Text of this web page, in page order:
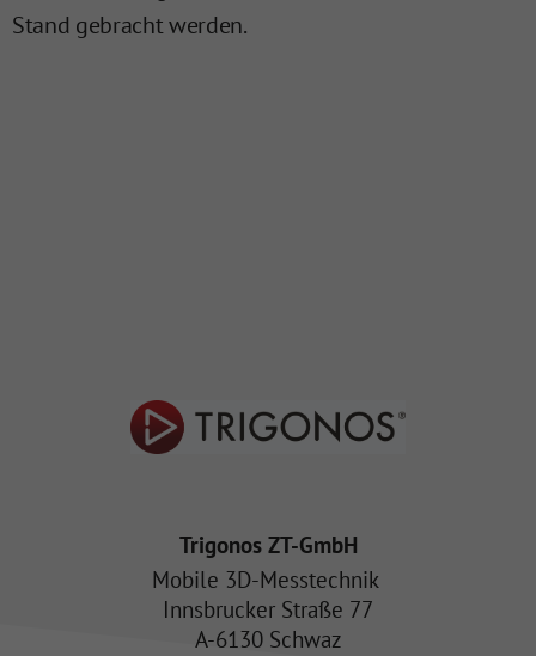
Stand gebracht werden.
Trigonos ZT-GmbH
Mobile 3D-Messtechnik
Innsbrucker Straße 77
A-6130Schwaz